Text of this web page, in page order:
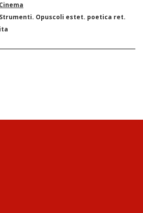
Cinema
Strumenti. Opuscoli estet. poetica ret.
ita